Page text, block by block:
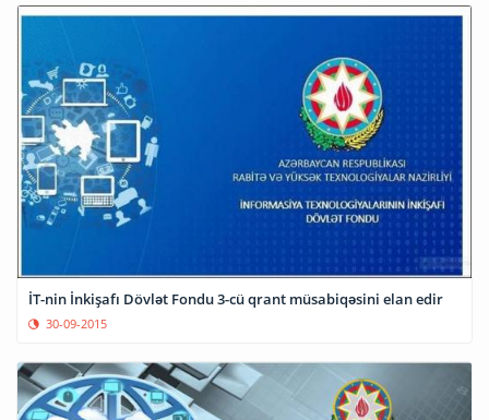
İT-nin İnkişafı Dövlət Fondu 3-cü qrant müsabiqəsini elan edir
30-09-2015